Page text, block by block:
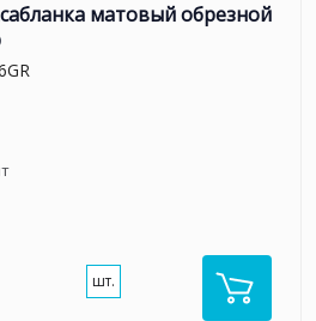
матовый обрезной
шт.